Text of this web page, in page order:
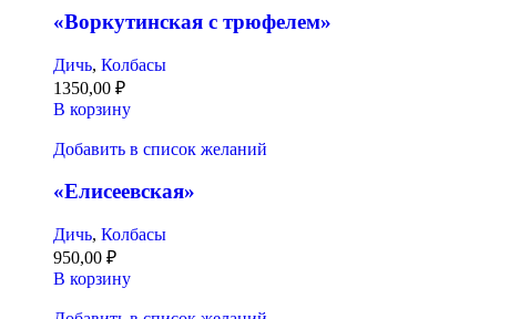
«Воркутинская с трюфелем»
Дичь, Колбасы
1350,00 ₽
В корзину
Добавить в список желаний
«Елисеевская»
Дичь, Колбасы
950,00 ₽
В корзину